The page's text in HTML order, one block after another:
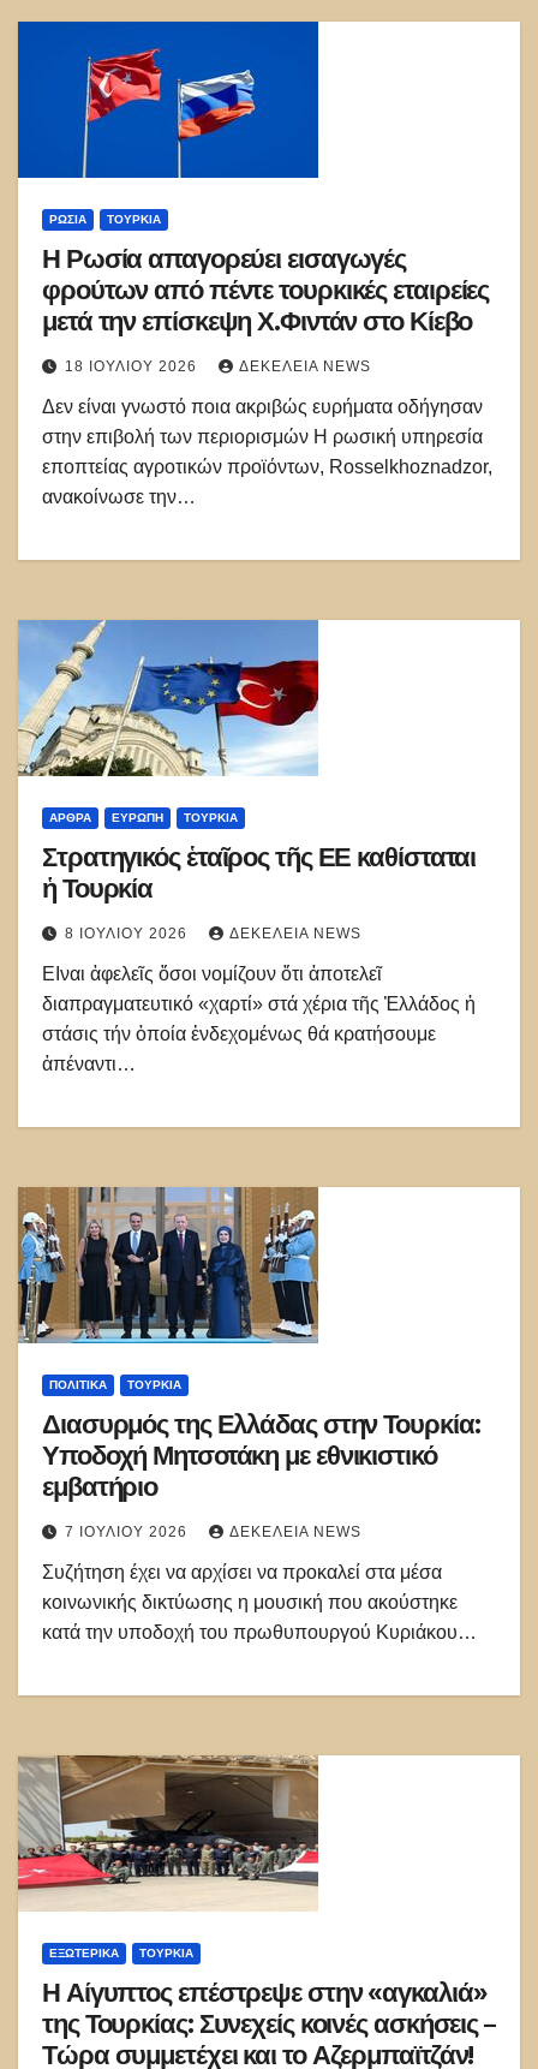
ΡΩΣΊΑ ΤΟΥΡΚΊΑ
Η Ρωσία απαγορεύει εισαγωγές
φρούτων από πέντε τουρκικές εταιρείες
μετά την επίσκεψη Χ.Φιντάν στο Κίεβο
18 ΙΟΥΛΊΟΥ 2026 ΔΕΚΈΛΕΙΑ NEWS
Δεν είναι γνωστό ποια ακριβώς ευρήματα οδήγησαν
στην επιβολή των περιορισμών Η ρωσική υπηρεσία
εποπτείας αγροτικών προϊόντων, Rosselkhoznadzor,
ανακοίνωσε την…
ΑΡΘΡΑ ΕΥΡΏΠΗ ΤΟΥΡΚΊΑ
Στρατηγικός ἑταῖρος τῆς ΕΕ καθίσταται
ἡ Τουρκία
8 ΙΟΥΛΊΟΥ 2026 ΔΕΚΈΛΕΙΑ NEWS
ΕΙναι ἀφελεῖς ὅσοι νομίζουν ὅτι ἀποτελεῖ
διαπραγματευτικό «χαρτί» στά χέρια τῆς Ἑλλάδος ἡ
στάσις τήν ὁποία ἐνδεχομένως θά κρατήσουμε
ἀπέναντι…
ΠΟΛΙΤΙΚΑ ΤΟΥΡΚΊΑ
Διασυρμός της Ελλάδας στην Τουρκία:
Υποδοχή Μητσοτάκη με εθνικιστικό
εμβατήριο
7 ΙΟΥΛΊΟΥ 2026 ΔΕΚΈΛΕΙΑ NEWS
Συζήτηση έχει να αρχίσει να προκαλεί στα μέσα
κοινωνικής δικτύωσης η μουσική που ακούστηκε
κατά την υποδοχή του πρωθυπουργού Κυριάκου…
ΕΞΩΤΕΡΙΚΑ ΤΟΥΡΚΊΑ
Η Αίγυπτος επέστρεψε στην «αγκαλιά»
της Τουρκίας: Συνεχείς κοινές ασκήσεις –
Τώρα συμμετέχει και το Αζερμπαϊτζάν!